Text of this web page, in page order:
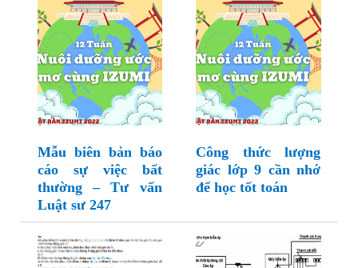
Mẫu biên bản báo
cáo sự việc bất
thường – Tư vấn
Luật sư 247
Công thức lượng
giác lớp 9 cần nhớ
để học tốt toán